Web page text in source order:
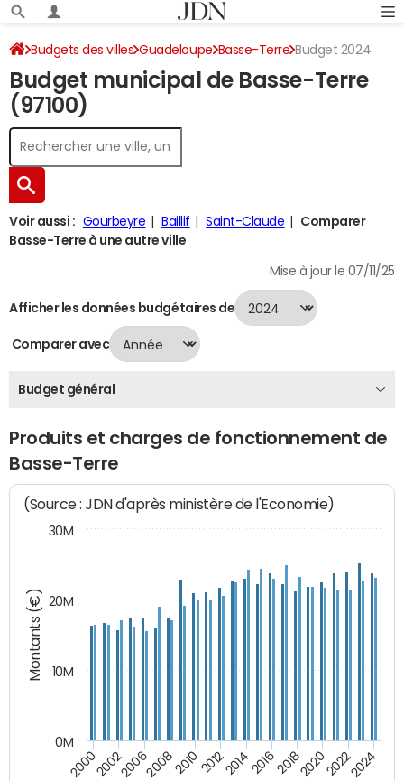
Budgets des villes Guadeloupe Basse-Terre Budget 2024
Budget municipal de Basse-Terre
(97100)
Voir aussi : Gourbeyre Baillif Saint-Claude
Comparer
Basse-Terre à une autre ville
Mise à jour le 07/11/25
Afficher les données budgétaires de
Comparer avec
Budget général
Produits et charges de fonctionnement de
Basse-Terre
Montants (€)
(Source : JDN d'après ministère de l'Economie)
200020022006200820102012201420162018202020222024
0M
10M
20M
30M